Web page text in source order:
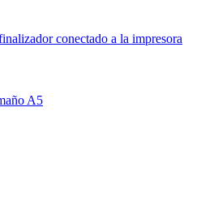
conectado a la impresora
A5